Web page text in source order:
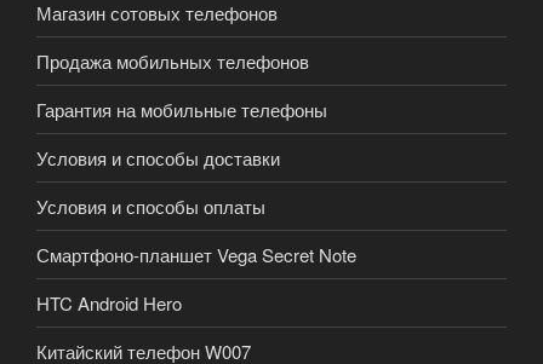
Магазин сотовых телефонов
Продажа мобильных телефонов
Гарантия на мобильные телефоны
Условия и способы доставки
Условия и способы оплаты
Смартфоно-планшет Vega Secret Note
HTC Android Hero
Китайский телефон W007